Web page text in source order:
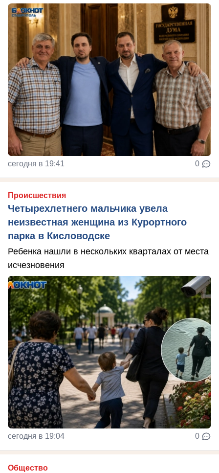
сегодня в 19:41 0
Происшествия
Четырехлетнего мальчика увела
неизвестная женщина из Курортного
парка в Кисловодске
Ребенка нашли в нескольких кварталах от места
исчезновения
сегодня в 19:04 0
Общество